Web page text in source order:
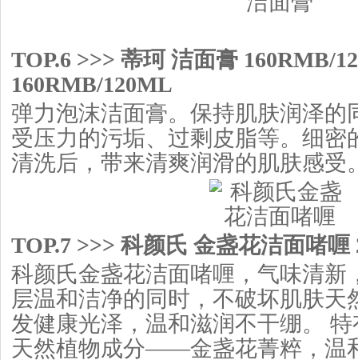
TOP.6 >>> 蒂珂 洁面膏 160RMB/
160RMB/120ML
弹力泡沫洁面膏。保持肌肤润泽的
受压力的污垢、过剩皮脂等。细密
清洗后，带来清爽润滑的肌肤感受
TOP.7 >>> 科颜氏 金盏花洁面啫
科颜氏金盏花洁面啫喱，气味清新
层温和洁净的同时，不破坏肌肤天
发健康光泽，温和滋润不干绷。
天然植物成分——金盏花菁粹，温